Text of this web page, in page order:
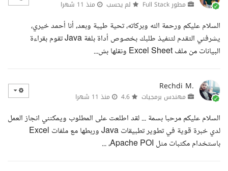
مطور Full Stack لم يحسب منذ 11 شهرا
السلام عليكم ورحمة الله وبركاته، تحية طيبة وبعد، أنا أحمد خيري،
يشرفني التقدم لتنفيذ طلبك بخصوص أداة بلغة Java تقوم بقراءة
البيانات من ملف Excel Sheet ونقلها بش...
Rechdi M.
مهندس برمجيات منذ 11 شهرا
السلام عليكم مرحبا بسمة ... لقد اطلعت على المطلوب ويمكنني انجاز العمل
لدي خبرة قوية في تطوير تطبيقات Java وربطها مع ملفات Excel
باستخدام مكتبات مثل Apache POI، ...